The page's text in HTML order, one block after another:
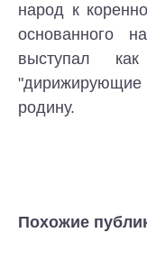
народ к
основанного
выступал
"дирижирующие
родину.
Похожие